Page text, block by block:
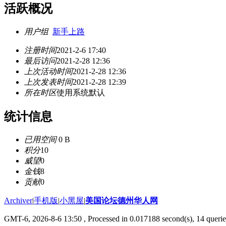
活跃概况
用户组 新手上路
注册时间2021-2-6 17:40
最后访问2021-2-28 12:36
上次活动时间2021-2-28 12:36
上次发表时间2021-2-28 12:39
所在时区使用系统默认
统计信息
已用空间0 B
积分10
威望0
金钱8
贡献0
Archiver|手机版|小黑屋|美国论坛德州华人网
GMT-6, 2026-8-6 13:50 , Processed in 0.017188 second(s), 14